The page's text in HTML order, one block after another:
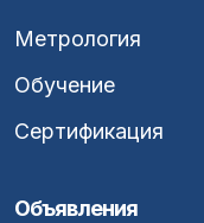
Метрология
Обучение
Сертификация
Объявления